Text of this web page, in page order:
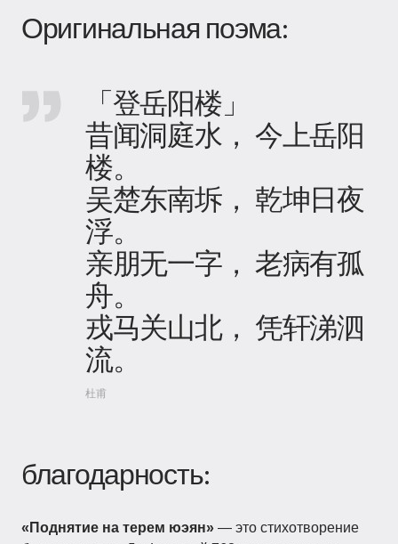
Оригинальная поэма:
「登岳阳楼」
昔闻洞庭水， 今上岳阳
楼。
吴楚东南坼， 乾坤日夜
浮。
亲朋无一字， 老病有孤
舟。
戎马关山北， 凭轩涕泗
流。
杜甫
благодарность:
«Поднятие на терем юэян» — это стихотворение